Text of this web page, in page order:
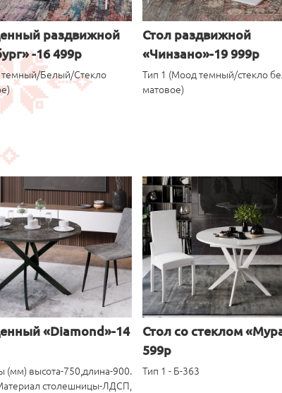
раздвижной
-16 499р
темный/Белый/Стекло
Стол раздвижной
«Чинзано»-19 999р
Тип 1 (Моод темный/стекло
матовое)
«Diamond»-14
(мм) высота-750,длина-900.
столешницы-ЛДСП,
Стол со стеклом
599р
Тип 1 - Б-363